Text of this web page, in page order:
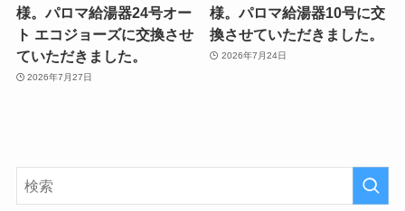
様。パロマ給湯器24号オー
ト エコジョーズに交換させ
ていただきました。
2026年7月27日
様。パロマ給湯器10号に交
換させていただきました。
2026年7月24日